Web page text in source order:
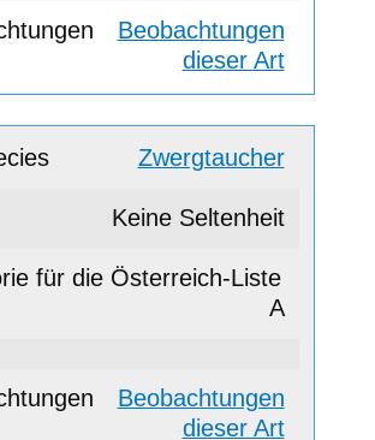
Beobachtungen
dieser Art
Zwergtaucher
Keine Seltenheit
A
Beobachtungen
dieser Art